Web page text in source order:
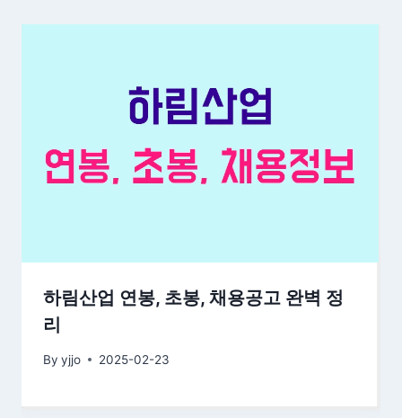
하림산업 연봉, 초봉, 채용공고 완벽 정
리
By yjjo 2025-02-23